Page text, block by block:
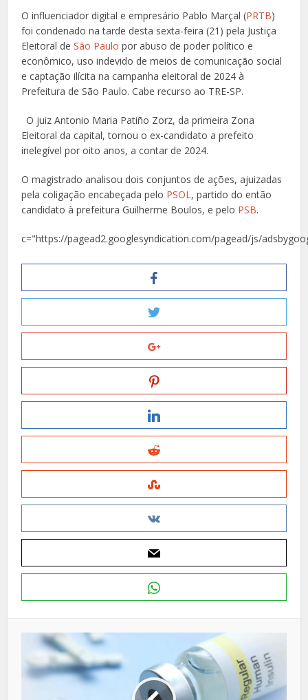
O influenciador digital e empresário Pablo Marçal (PRTB)
foi condenado na tarde desta sexta-feira (21) pela Justiça
Eleitoral deSão Paulo por abuso de poder político e
econômico, uso indevido de meios de comunicação social
e captação ilícita na campanha eleitoral de 2024 à
Prefeitura de São Paulo. Cabe recurso ao TRE-SP.
O juiz Antonio Maria Patiño Zorz, da primeira Zona
Eleitoral da capital, tornou o ex-candidato a prefeito
inelegível por oito anos, a contar de 2024.
O magistrado analisou dois conjuntos de ações, ajuizadas
pela coligação encabeçada pelo PSOL , partido do então
candidato à prefeitura Guilherme Boulos, e pelo PSB.
c="https://pagead2.googlesyndication.com/pagead/js/